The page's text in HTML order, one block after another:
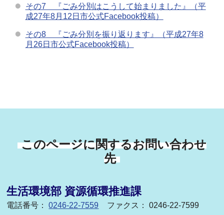
その7 『ごみ分別はこうして始まりました』（平
成27年8月12日市公式Facebook投稿）
その8 『ごみ分別を振り返ります』（平成27年8
月26日市公式Facebook投稿）
このページに関するお問い合わせ
先
生活環境部 資源循環推進課
電話番号：0246-22-7559 ファクス： 0246-22-7599